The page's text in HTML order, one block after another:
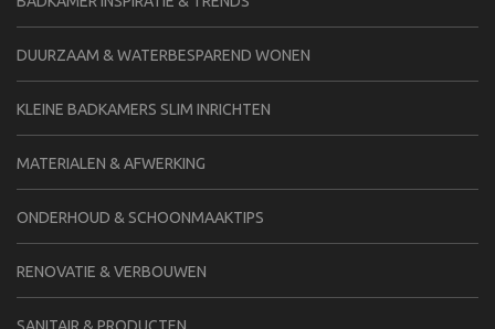
DUURZAAM & WATERBESPAREND WONEN
KLEINE BADKAMERS SLIM INRICHTEN
MATERIALEN & AFWERKING
ONDERHOUD & SCHOONMAAKTIPS
RENOVATIE & VERBOUWEN